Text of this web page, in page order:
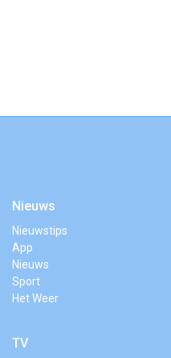
Nieuws
Nieuwstips
App
Nieuws
Sport
Het Weer
TV